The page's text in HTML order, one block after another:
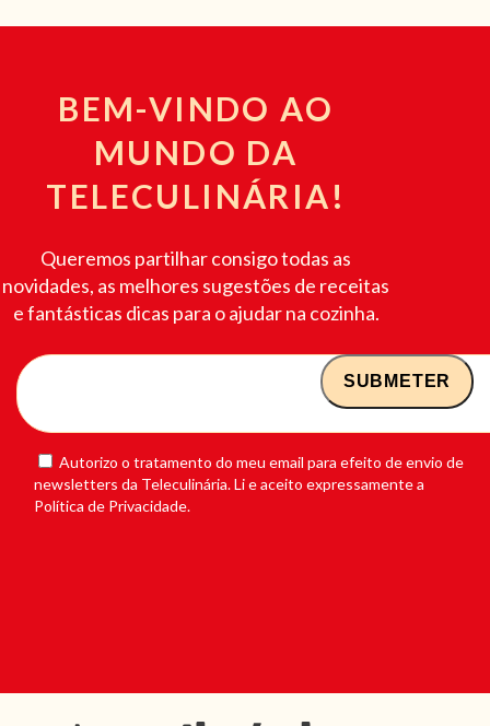
BEM-VINDO AO
MUNDO DA
TELECULINÁRIA!
Queremos partilhar consigo todas as
novidades, as melhores sugestões de receitas
e fantásticas dicas para o ajudar na cozinha.
Autorizo o tratamento do meu email para efeito de envio de
newsletters da Teleculinária. Li e aceito expressamente a
Política de Privacidade.